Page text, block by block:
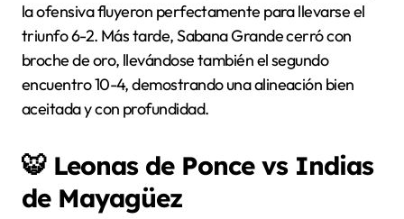
la ofensiva fluyeron perfectamente para llevarse el
triunfo 6-2. Más tarde, Sabana Grande cerró con
broche de oro, llevándose también el segundo
encuentro 10-4, demostrando una alineación bien
aceitada y con profundidad.
🐯 Leonas de Ponce vs Indias
de Mayagüez